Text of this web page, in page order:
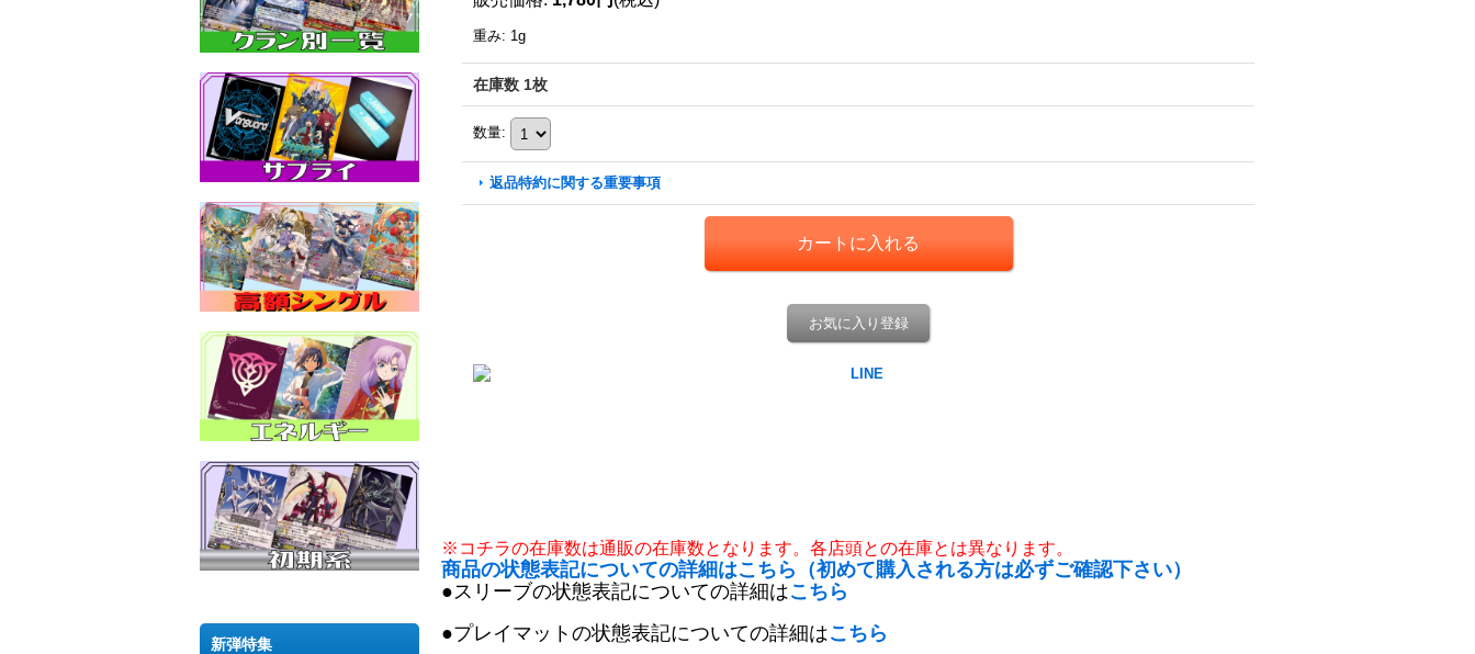
新弾特集
重み: 1g
在庫数 1枚
数量:
返品特約に関する重要事項
お気に入り登録
※コチラの在庫数は通販の在庫数となります。各店頭との在庫とは異なります。
商品の状態表記についての詳細はこちら（初めて購入される方は必ずご確認下さい）
●スリーブの状態表記についての詳細はこちら
●プレイマットの状態表記についての詳細はこちら